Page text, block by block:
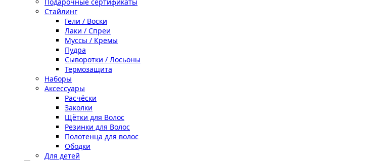
Стайлинг
Гели / Воски
Лаки / Спреи
Муссы / Кремы
Пудра
Сыворотки / Лосьоны
Термозащита
Наборы
Аксессуары
Расчёски
Заколки
Щётки для Волос
Резинки для Волос
Полотенца для волос
Ободки
Для детей